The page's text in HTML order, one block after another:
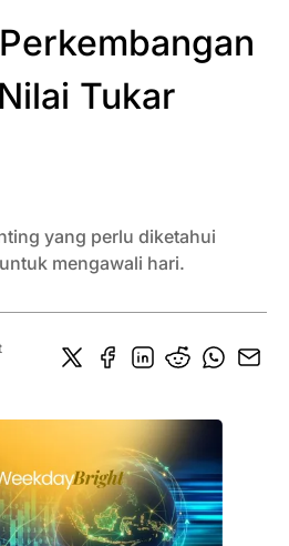
Tukar
yang perlu diketahui
mengawali hari.